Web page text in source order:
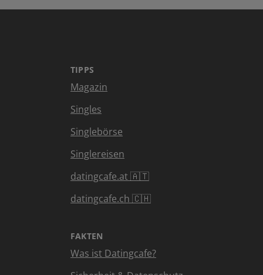
TIPPS
Magazin
Singles
Singlebörse
Singlereisen
datingcafe.at 🇦🇹
datingcafe.ch 🇨🇭
FAKTEN
Was ist Datingcafe?